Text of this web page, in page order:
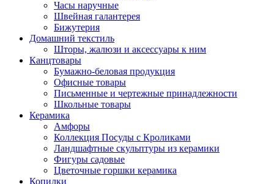
Часы наручные
Швейная галантерея
Бижутерия
Домашний текстиль
Шторы, жалюзи и аксессуары к ним
Канцтовары
Бумажно-беловая продукция
Офисные товары
Письменные и чертежные принадлежности
Школьные товары
Керамика
Амфоры
Коллекция Посуды с Кроликами
Ландшафтные скульптуры из керамики
Фигуры садовые
Цветочные горшки керамика
Копилки